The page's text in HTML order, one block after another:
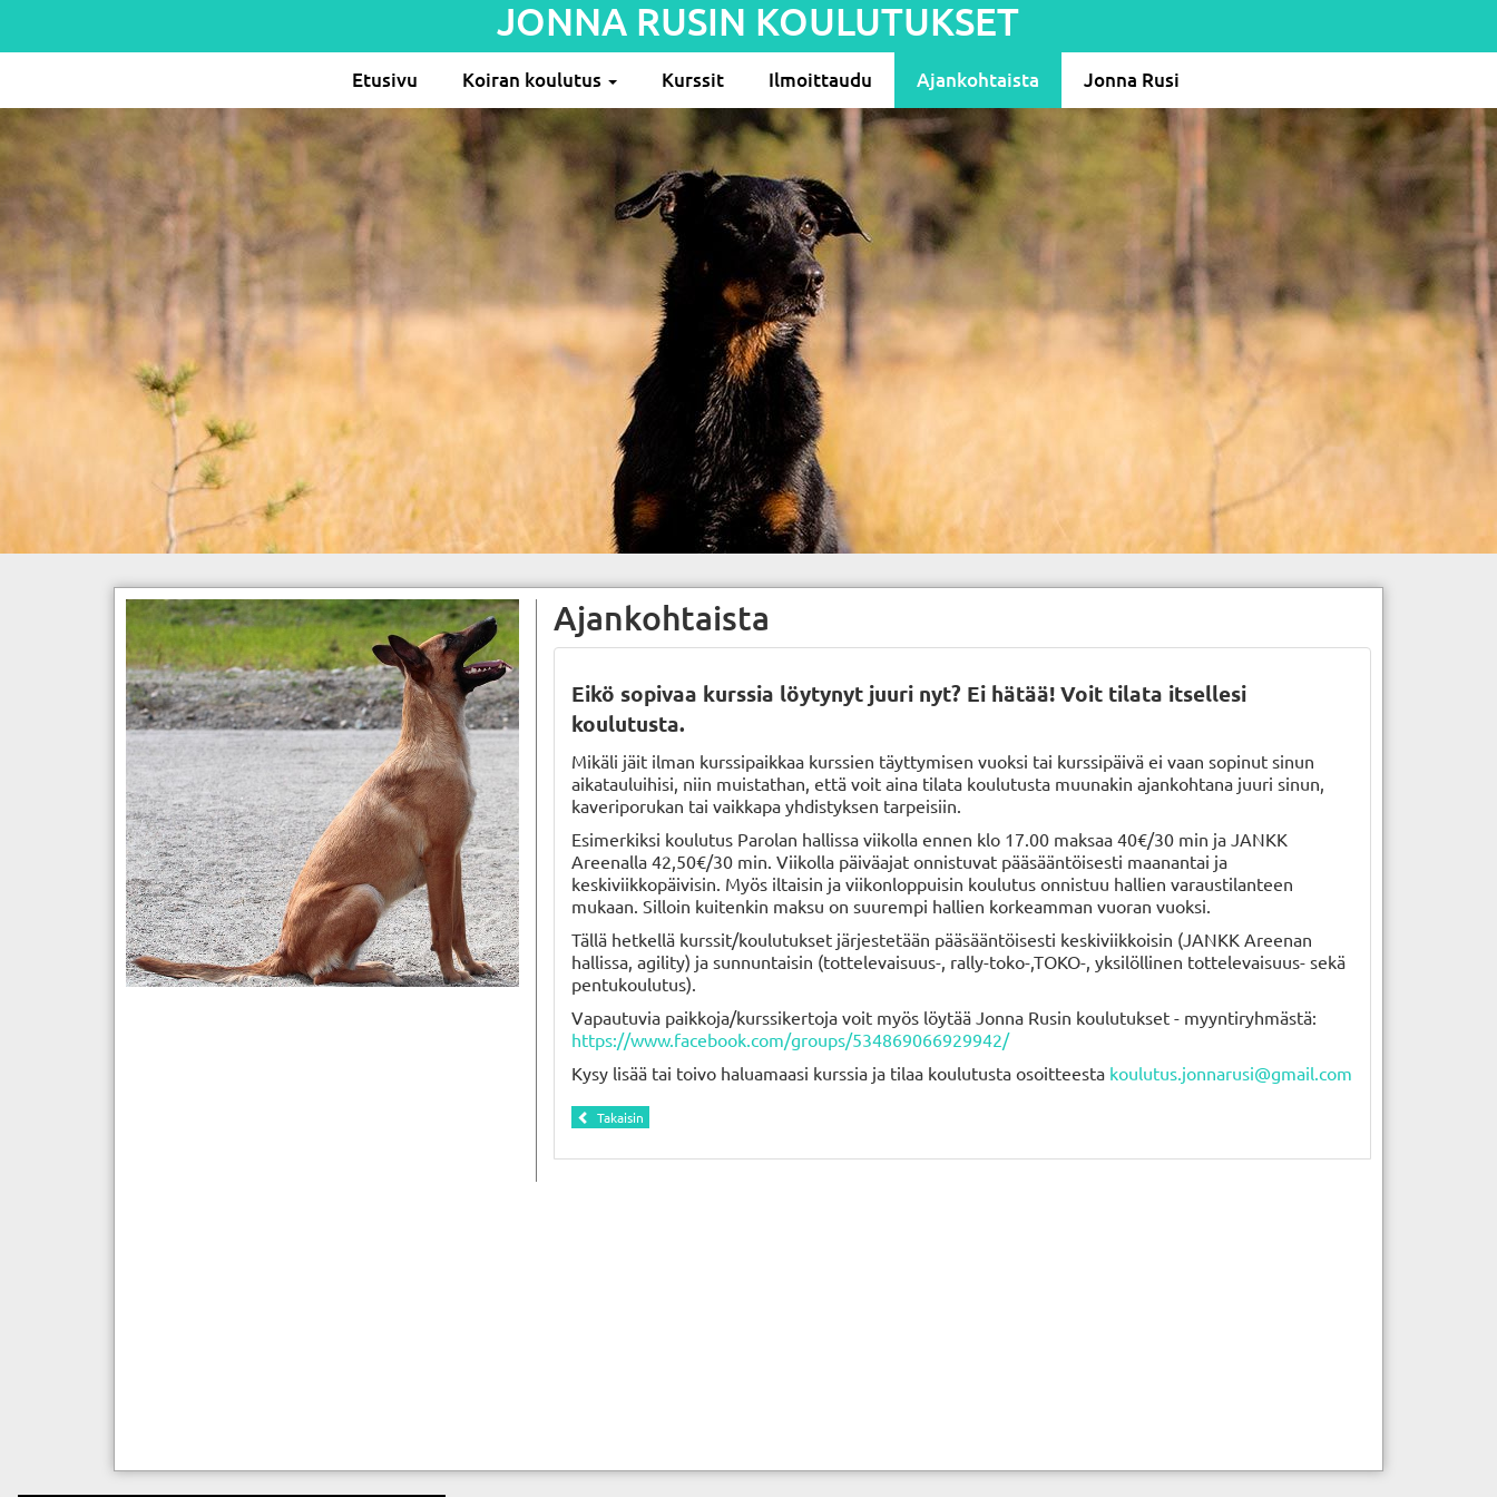
JONNA RUSIN KOULUTUKSET
Etusivu Koiran koulutus Kurssit Ilmoittaudu Ajankohtaista Jonna Rusi
Ajankohtaista
Eikö sopivaa kurssia löytynyt juuri nyt? Ei hätää! Voit tilata itsellesi
koulutusta.
Mikäli jäit ilman kurssipaikkaa kurssien täyttymisen vuoksi tai kurssipäivä ei vaan sopinut sinun
aikatauluihisi, niin muistathan, että voit aina tilata koulutusta muunakin ajankohtana juuri sinun,
kaveriporukan tai vaikkapa yhdistyksen tarpeisiin.
Esimerkiksi koulutus Parolan hallissa viikolla ennen klo 17.00 maksaa 40€/30 min ja JANKK
Areenalla 42,50€/30 min. Viikolla päiväajat onnistuvat pääsääntöisesti maanantai ja
keskiviikkopäivisin. Myös iltaisin ja viikonloppuisin koulutus onnistuu hallien varaustilanteen
mukaan. Silloin kuitenkin maksu on suurempi hallien korkeamman vuoran vuoksi.
Tällä hetkellä kurssit/koulutukset järjestetään pääsääntöisesti keskiviikkoisin (JANKK Areenan
hallissa, agility) ja sunnuntaisin (tottelevaisuus-, rally-toko-,TOKO-, yksilöllinen tottelevaisuus- sekä
pentukoulutus).
Vapautuvia paikkoja/kurssikertoja voit myös löytää Jonna Rusin koulutukset - myyntiryhmästä:
https://www.facebook.com/groups/534869066929942/
Kysy lisää tai toivo haluamaasi kurssia ja tilaa koulutusta osoitteesta koulutus.jonnarusi@gmail.com
Takaisin